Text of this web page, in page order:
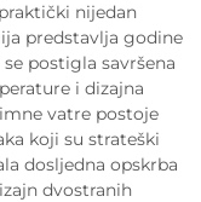
nijedan
predstavlja godine
postigla savršena
i dizajna
vatre postoje
koji su strateški
dosljedna opskrba
dvostranih